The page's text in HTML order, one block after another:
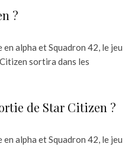
?
alpha et Squadron 42, le jeu
sortira dans les
de Star Citizen ?
alpha et Squadron 42, le jeu